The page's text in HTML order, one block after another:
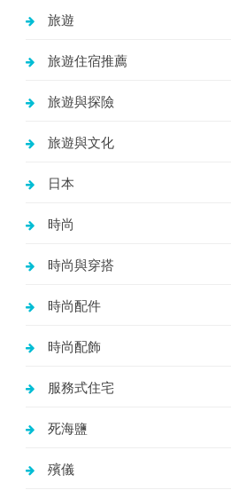
旅遊
旅遊住宿推薦
旅遊與探險
旅遊與文化
日本
時尚
時尚與穿搭
時尚配件
時尚配飾
服務式住宅
死海鹽
殯儀